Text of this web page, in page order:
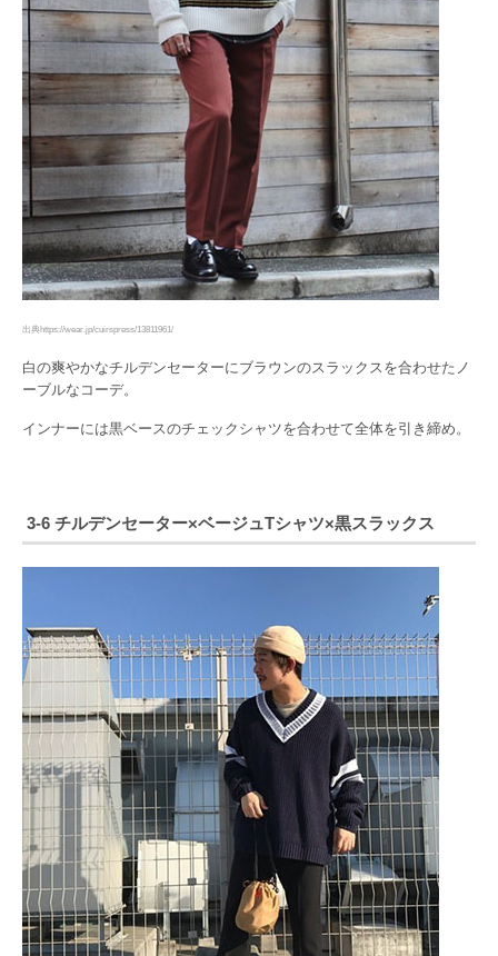
出典https://wear.jp/cuirspress/13811961/
白の爽やかなチルデンセーターにブラウンのスラックスを合わせたノ
ーブルなコーデ。
インナーには黒ベースのチェックシャツを合わせて全体を引き締め。
3-6 チルデンセーター×ベージュTシャツ×黒スラックス